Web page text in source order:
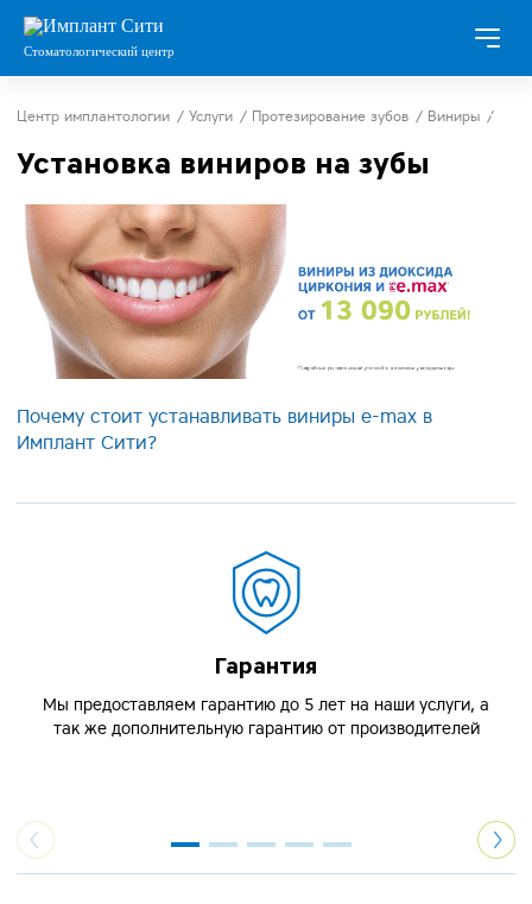
Стоматологический центр
Центр имплантологии / Услуги / Протезирование зубов / Виниры /
Установка виниров на зубы
Почему стоит устанавливать виниры e-max в
Имплант Сити?
Гарантия
Мы предоставляем гарантию до 5 лет на наши услуги, а
так же дополнительную гарантию от производителей